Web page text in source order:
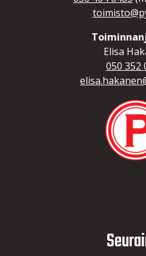
Elisa
050 352